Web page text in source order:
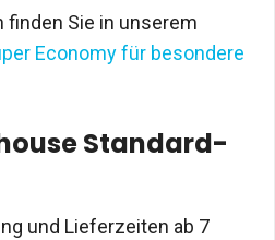
Sie in unserem
Economy für besondere
Standard-
und Lieferzeiten ab 7